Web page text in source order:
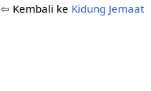
⇦ Kembali ke Kidung Jemaat